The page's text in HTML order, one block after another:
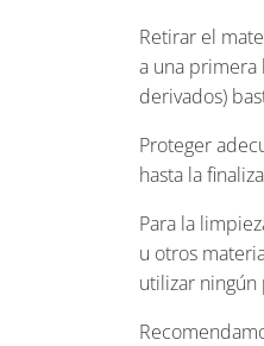
Retirar el
a una primera
derivados)
Proteger
hasta la
Para la
u otros
utilizar